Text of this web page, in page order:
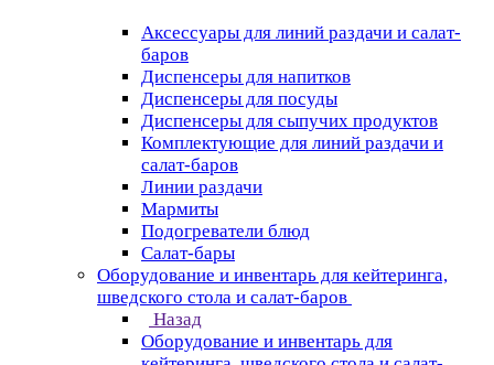
Аксессуары для линий раздачи и салат-
баров
Диспенсеры для напитков
Диспенсеры для посуды
Диспенсеры для сыпучих продуктов
Комплектующие для линий раздачи и
салат-баров
Линии раздачи
Мармиты
Подогреватели блюд
Салат-бары
Оборудование и инвентарь для кейтеринга,
шведского стола и салат-баров
Назад
Оборудование и инвентарь для